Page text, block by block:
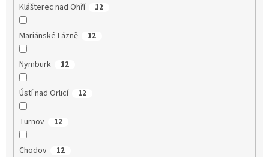
Klášterec nad Ohří 12
Mariánské Lázně 12
Nymburk 12
Ústí nad Orlicí 12
Turnov 12
Chodov 12